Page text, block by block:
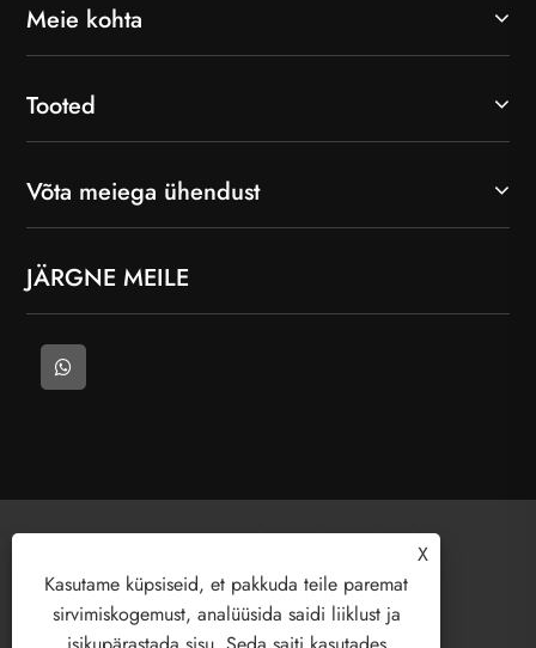
Meie kohta
Tooted
Võta meiega ühendust
JÄRGNE MEILE
Autoriõigus © 2025 Tere tulemast (Wenzhou)
Electric Co., Ltd. Kõik õigused kaitstud.
X
Kasutame küpsiseid, et pakkuda teile paremat
sirvimiskogemust, analüüsida saidi liiklust ja